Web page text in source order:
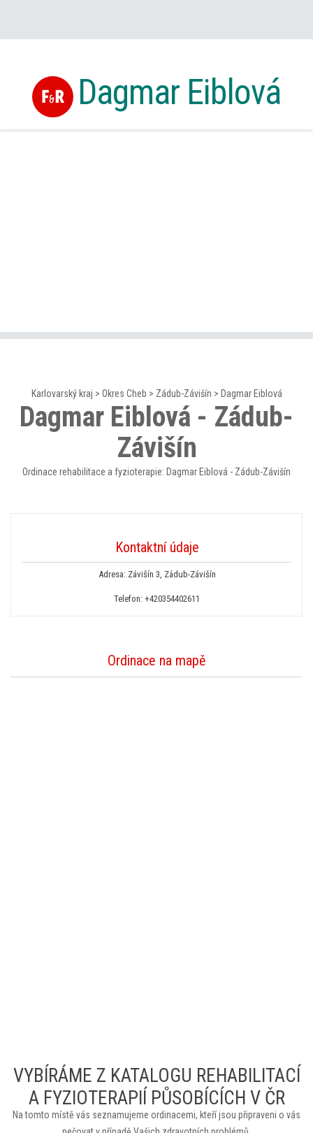
Dagmar Eiblová
Karlovarský kraj > Okres Cheb > Zádub-Závišín > Dagmar Eiblová
Dagmar Eiblová - Zádub-
Závišín
Ordinace rehabilitace a fyzioterapie: Dagmar Eiblová - Zádub-Závišín
Kontaktní údaje
Adresa: Závišín 3, Zádub-Závišín
Telefon: +420354402611
Ordinace na mapě
VYBÍRÁME Z KATALOGU REHABILITACÍ
A FYZIOTERAPIÍ PŮSOBÍCÍCH V ČR
Na tomto místě vás seznamujeme ordinacemi, kteří jsou připraveni o vás